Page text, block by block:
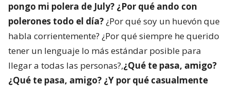
pongo mi polera de July? ¿Por qué ando con
polerones todo el día?¿Por qué soy un huevón que
habla corrientemente? ¿Por qué siempre he querido
tener un lenguaje lo más estándar posible para
llegar a todas las personas?,¿Qué te pasa, amigo?
¿Qué te pasa, amigo? ¿Y por qué casualmente